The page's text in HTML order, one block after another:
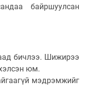
байршуулсан
бичлээ. Шижирээ
юм.
мэдрэмжийг